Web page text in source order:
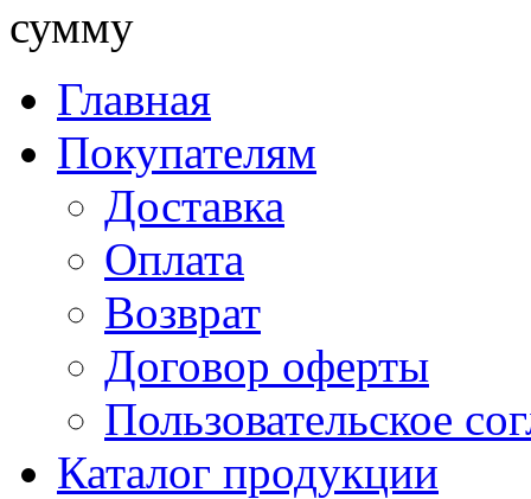
сумму
Главная
Покупателям
Доставка
Оплата
Возврат
Договор оферты
Пользовательское
Каталог продукции